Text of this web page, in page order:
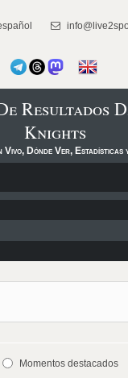
Resultados
Knights
Dónde Ver, Estadísticas
Momentos destacados